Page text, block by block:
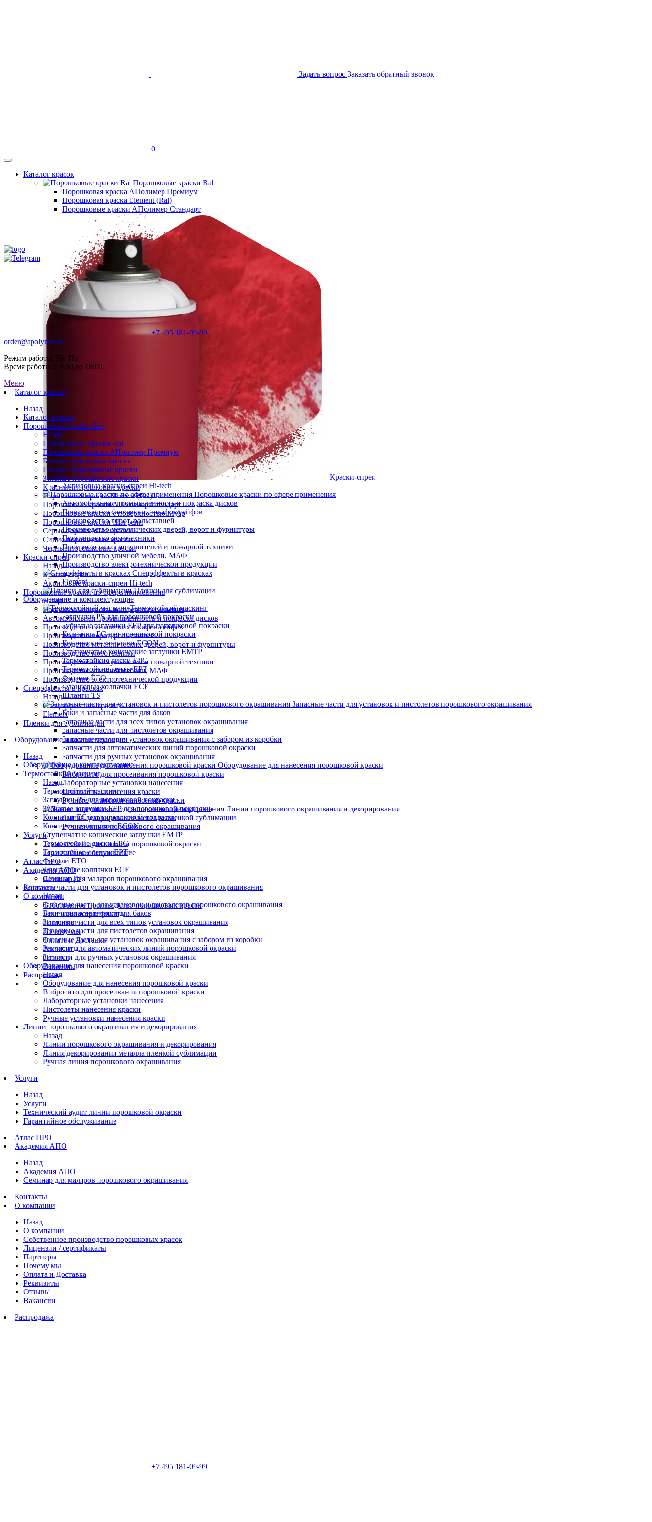
Задать вопрос Заказать обратный звонок
0
Каталог красок
Порошковые краски Ral
Порошковая краска АПолимер Премиум
Порошковая краска Element (Ral)
Порошковые краски АПолимер Стандарт
Краски-спреи
Акриловые краски-спреи Hi-tech
Порошковые краски по сфере применения
Автомобильная промышленность и покраска дисков
Производство банковских шкафов/сейфов
Производство ворот, рольставней
Производство металлических дверей, ворот и фурнитуры
Производство мототехники
Производство огнетушителей и пожарной техники
Производство уличной мебели, МАФ
Производство электротехнической продукции
Спецэффекты в красках
Element
Пленки для сублимации
Оборудование и комплектующие
Термостойкий маскинг
Заглушки PS для порошковой покраски
Зубчатые заглушки EFP для порошковой покраски
Колпачки ЕС для порошковой покраски
Конические заглушки ECON
Ступенчатые конические заглушки EMTP
Термостойкие диски EPC
Термостойкие ленты EPT
Фитили ETO
Фланговые колпачки ECE
Шланги TS
Запасные части для установок и пистолетов порошкового окрашивания
Баки и запасные части для баков
Запасные части для всех типов установок окрашивания
Запасные части для пистолетов окрашивания
Запасные части для установок окрашивания с забором из коробки
Запчасти для автоматических линий порошковой окраски
Запчасти для ручных установок окрашивания
Оборудование для нанесения порошковой краски
Вибросито для просеивания порошковой краски
Лабораторные установки нанесения
Пистолеты нанесения краски
Ручные установки нанесения краски
Линии порошкового окрашивания и декорирования
Линия декорирования металла пленкой сублимации
Ручная линия порошкового окрашивания
Услуги
Технический аудит линии порошковой окраски
Гарантийное обслуживание
Атлас ПРО
Академия АПО
Семинар для маляров порошкового окрашивания
Контакты
О компании
Собственное производство порошковых красок
Лицензии / сертификаты
Партнеры
Почему мы
Оплата и Доставка
Реквизиты
Отзывы
Вакансии
Распродажа
+7 495 181-09-99
order@apolymer.ru
Режим работы: Пн-Пт
Время работы: с 8:00 до 18:00
Меню
Каталог красок
Назад
Каталог красок
Порошковые краски Ral
Назад
Порошковые краски Ral
Порошковая краска АПолимер Премиум
Белые порошковые краски
Гладкие порошковые краски
Зеленые порошковые краски
Красные порошковые краски
Порошковая краска Element (Ral)
Порошковые краски АПолимер Стандарт
Порошковые краски с поверхностью Муар
Порошковые краски Шагрени
Серые порошковые краски
Синие порошковые краски
Черные порошковые краски
Краски-спреи
Назад
Краски-спреи
Акриловые краски-спреи Hi-tech
Порошковые краски по сфере применения
Назад
Порошковые краски по сфере применения
Автомобильная промышленность и покраска дисков
Производство банковских шкафов/сейфов
Производство ворот, рольставней
Производство металлических дверей, ворот и фурнитуры
Производство мототехники
Производство огнетушителей и пожарной техники
Производство уличной мебели, МАФ
Производство электротехнической продукции
Спецэффекты в красках
Назад
Спецэффекты в красках
Element
Пленки для сублимации
Оборудование и комплектующие
Назад
Оборудование и комплектующие
Термостойкий маскинг
Назад
Термостойкий маскинг
Заглушки PS для порошковой покраски
Зубчатые заглушки EFP для порошковой покраски
Колпачки ЕС для порошковой покраски
Конические заглушки ECON
Ступенчатые конические заглушки EMTP
Термостойкие диски EPC
Термостойкие ленты EPT
Фитили ETO
Фланговые колпачки ECE
Шланги TS
Запасные части для установок и пистолетов порошкового окрашивания
Назад
Запасные части для установок и пистолетов порошкового окрашивания
Баки и запасные части для баков
Запасные части для всех типов установок окрашивания
Запасные части для пистолетов окрашивания
Запасные части для установок окрашивания с забором из коробки
Запчасти для автоматических линий порошковой окраски
Запчасти для ручных установок окрашивания
Оборудование для нанесения порошковой краски
Назад
Оборудование для нанесения порошковой краски
Вибросито для просеивания порошковой краски
Лабораторные установки нанесения
Пистолеты нанесения краски
Ручные установки нанесения краски
Линии порошкового окрашивания и декорирования
Назад
Линии порошкового окрашивания и декорирования
Линия декорирования металла пленкой сублимации
Ручная линия порошкового окрашивания
Услуги
Назад
Услуги
Технический аудит линии порошковой окраски
Гарантийное обслуживание
Атлас ПРО
Академия АПО
Назад
Академия АПО
Семинар для маляров порошкового окрашивания
Контакты
О компании
Назад
О компании
Собственное производство порошковых красок
Лицензии / сертификаты
Партнеры
Почему мы
Оплата и Доставка
Реквизиты
Отзывы
Вакансии
Распродажа
+7 495 181-09-99